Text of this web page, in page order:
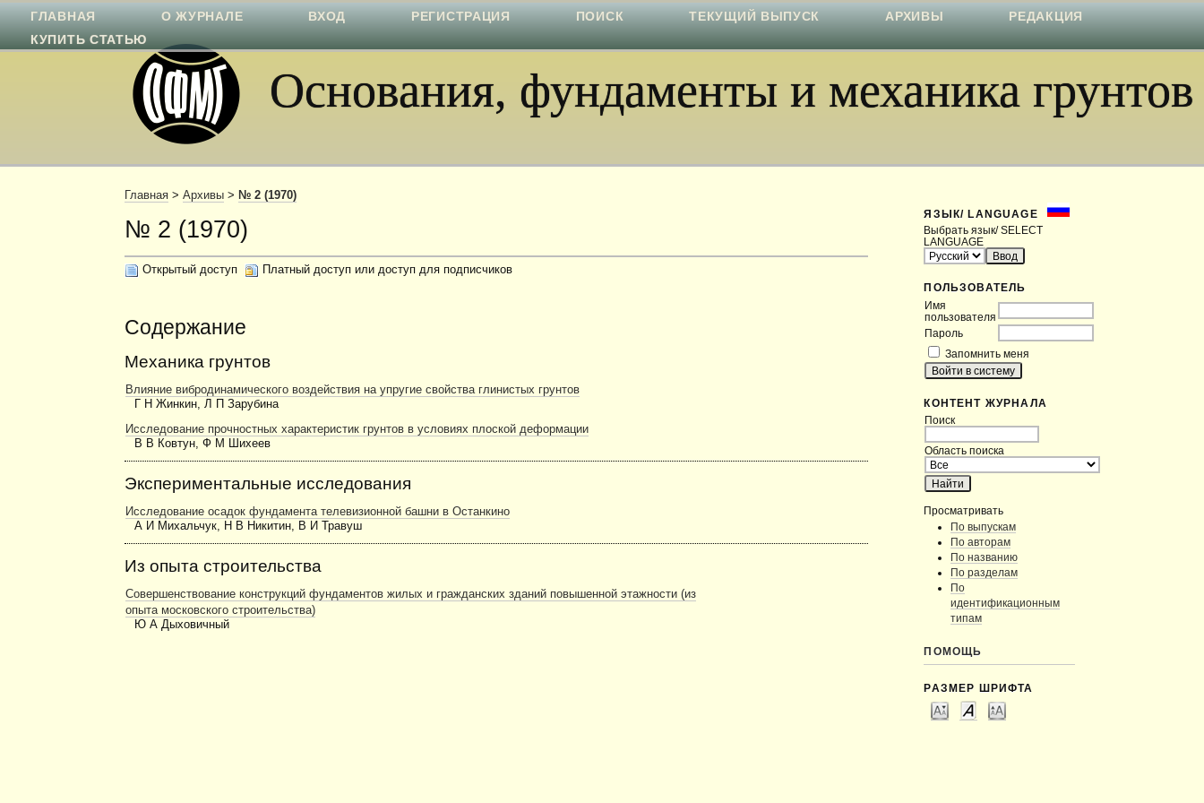
Основания, фундаменты и механика грунтов
ЯЗЫК/ LANGUAGE
Выбрать язык/ SELECT
LANGUAGE
ПОЛЬЗОВАТЕЛЬ
Имя
пользователя
Пароль
Запомнить меня
КОНТЕНТ ЖУРНАЛА
Поиск
Область поиска
Просматривать
По выпускам
По авторам
По названию
По разделам
По
идентификационным
типам
ПОМОЩЬ
РАЗМЕР ШРИФТА
ГЛАВНАЯ О ЖУРНАЛЕ ВХОД РЕГИСТРАЦИЯ ПОИСК ТЕКУЩИЙ ВЫПУСК АРХИВЫ
РЕДАКЦИЯ
КУПИТЬ СТАТЬЮ
Главная >Архивы > № 2 (1970)
№ 2 (1970)
Открытый доступ Платный доступ или доступ для подписчиков
Содержание
Механика грунтов
Влияние вибродинамического воздействия на упругие свойства глинистых грунтов
Г Н Жинкин, Л П Зарубина
Исследование прочностных характеристик грунтов в условиях плоской деформации
В В Ковтун, Ф М Шихеев
Экспериментальные исследования
Исследование осадок фундамента телевизионной башни в Останкино
А И Михальчук, Н В Никитин, В И Травуш
Из опыта строительства
Совершенствование конструкций фундаментов жилых и гражданских зданий повышенной этажности (из
опыта московского строительства)
Ю А Дыховичный